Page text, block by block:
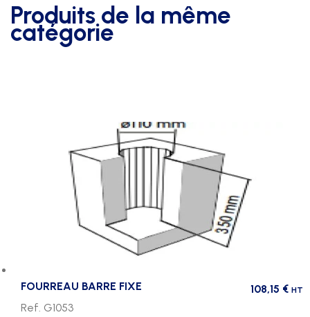
Produits de la même
catégorie
FOURREAU BARRE FIXE 108,15 € HT
Ref. G1053